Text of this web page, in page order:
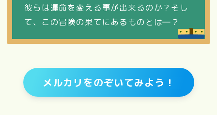
彼らは運命を変える事が出来るのか？そし
て、この冒険の果てにあるものとは―？
メルカリをのぞいてみよう！